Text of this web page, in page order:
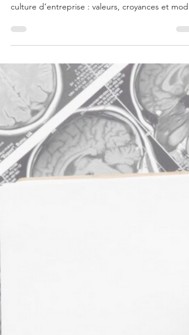
Choc des cultures assuré !
Adopter le management Agile, ce n’est pas juste
de travail. Voici des leviers concrets pour y